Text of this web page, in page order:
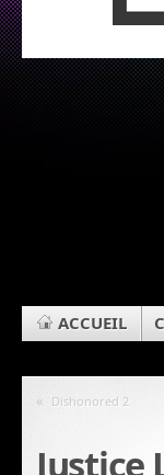
ACCUEIL
« Dishonored 2
Justice